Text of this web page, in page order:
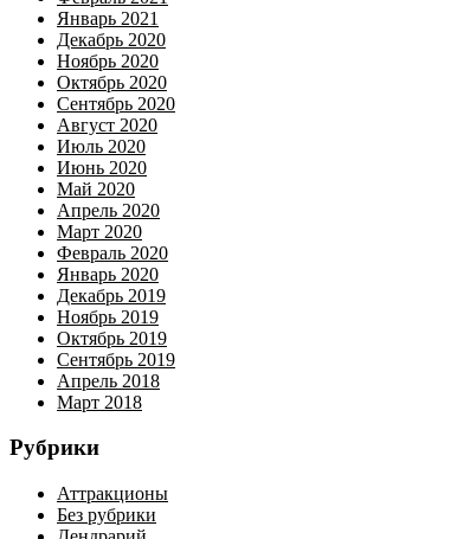
Январь 2021
Декабрь 2020
Ноябрь 2020
Октябрь 2020
Сентябрь 2020
Август 2020
Июль 2020
Июнь 2020
Май 2020
Апрель 2020
Март 2020
Февраль 2020
Январь 2020
Декабрь 2019
Ноябрь 2019
Октябрь 2019
Сентябрь 2019
Апрель 2018
Март 2018
Рубрики
Аттракционы
Без рубрики